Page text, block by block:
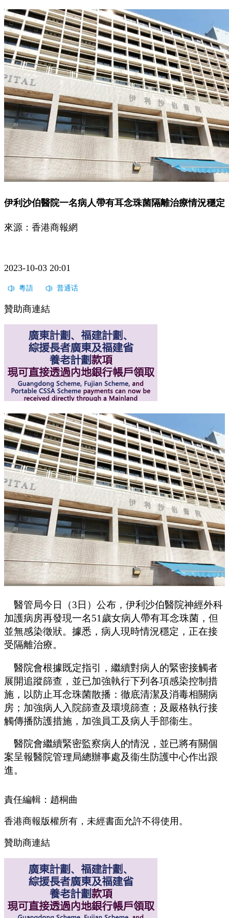
伊利沙伯醫院一名病人帶有耳念珠菌隔離治療情況穩定
來源：香港商報網
2023-10-03 20:01
贊助商連結
醫管局今日（3日）公布，伊利沙伯醫院神經外科
加護病房再發現一名51歲女病人帶有耳念珠菌，但
並無感染徵狀。據悉，病人現時情況穩定，正在接
受隔離治療。
醫院會根據既定指引，繼續對病人的緊密接觸者
展開追蹤篩查，並已加強執行下列各項感染控制措
施，以防止耳念珠菌散播：徹底清潔及消毒相關病
房；加強病人入院篩查及環境篩查；及嚴格執行接
觸傳播防護措施，加強員工及病人手部衞生。
醫院會繼續緊密監察病人的情況，並已將有關個
案呈報醫院管理局總辦事處及衞生防護中心作出跟
進。
責任編輯：趙桐曲
香港商報版權所有，未經書面允許不得使用。
贊助商連結